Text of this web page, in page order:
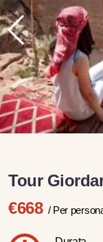
Tour
€668 / Per